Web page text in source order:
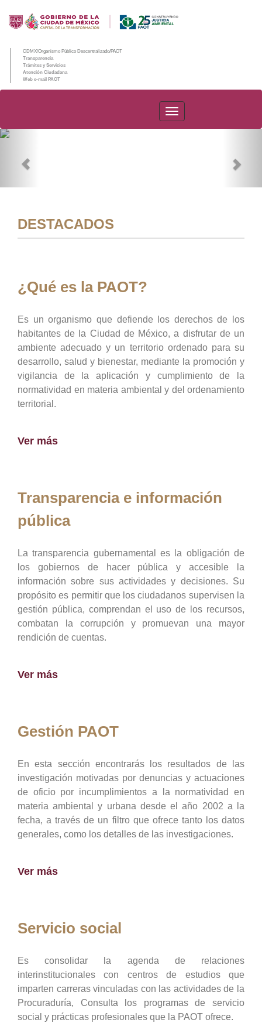
CDMX/Organismo Público Descentralizado/PAOT
Transparencia
Trámites y Servicios
Atención Ciudadana
Web e-mail PAOT
PAOT
DESTACADOS
¿Qué es la PAOT?
Es un organismo que defiende los derechos de los
habitantes de la Ciudad de México, a disfrutar de un
ambiente adecuado y un territorio ordenado para su
desarrollo, salud y bienestar, mediante la promoción y
vigilancia de la aplicación y cumplimiento de la
normatividad en materia ambiental y del ordenamiento
territorial.
Ver más
Transparencia e información
pública
La transparencia gubernamental es la obligación de
los gobiernos de hacer pública y accesible la
información sobre sus actividades y decisiones. Su
propósito es permitir que los ciudadanos supervisen la
gestión pública, comprendan el uso de los recursos,
combatan la corrupción y promuevan una mayor
rendición de cuentas.
Ver más
Gestión PAOT
En esta sección encontrarás los resultados de las
investigación motivadas por denuncias y actuaciones
de oficio por incumplimientos a la normatividad en
materia ambiental y urbana desde el año 2002 a la
fecha, a través de un filtro que ofrece tanto los datos
generales, como los detalles de las investigaciones.
Ver más
Servicio social
Es consolidar la agenda de relaciones
interinstitucionales con centros de estudios que
imparten carreras vinculadas con las actividades de la
Procuraduría, Consulta los programas de servicio
social y prácticas profesionales que la PAOT ofrece.